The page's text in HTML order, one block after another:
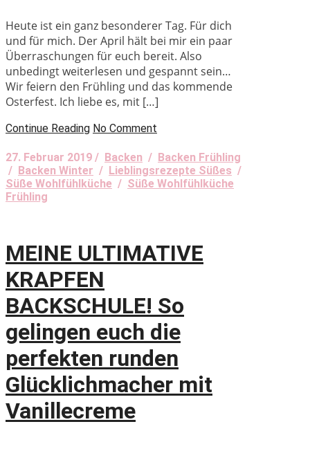
Heute ist ein ganz besonderer Tag. Für dich
und für mich. Der April hält bei mir ein paar
Überraschungen für euch bereit. Also
unbedingt weiterlesen und gespannt sein…
Wir feiern den Frühling und das kommende
Osterfest. Ich liebe es, mit […]
Continue Reading No Comment
27. Februar 2019 / Backen / Backen Frühling
/ Backen Winter / Lieblingsrezepte Süßes /
Süße Wohlfühlküche / Süße Wohlfühlküche
Frühling
MEINE ULTIMATIVE
KRAPFEN
BACKSCHULE! So
gelingen euch die
perfekten runden
Glücklichmacher mit
Vanillecreme